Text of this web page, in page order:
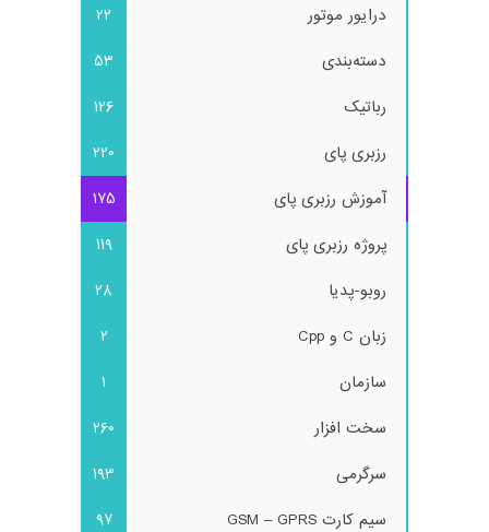
درایور موتور
22
دسته‌بندی
53
رباتیک
126
رزبری پای
220
آموزش رزبری پای
175
پروژه رزبری پای
119
روبو-پدیا
28
زبان C و Cpp
2
سازمان
1
سخت افزار
260
سرگرمی
193
سیم کارت GSM – GPRS
97